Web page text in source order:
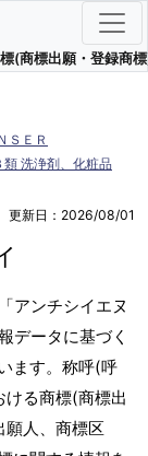
(商標出願・登録商
ＳＥＲ
類 洗浄剤、化粧品
更新日：2026/08/01
アンチシイエヌ
データに基づく
ます。称呼(呼
る商標(商標出
願人、商標区